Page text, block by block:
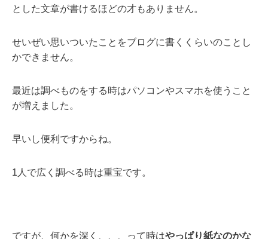
とした文章が書けるほどの才もありません。
せいぜい思いついたことをブログに書くくらいのことし
かできません。
最近は調べものをする時はパソコンやスマホを使うこと
が増えました。
早いし便利ですからね。
1人で広く調べる時は重宝です。
ですが、何かを深く、、、って時はやっぱり紙なのかな